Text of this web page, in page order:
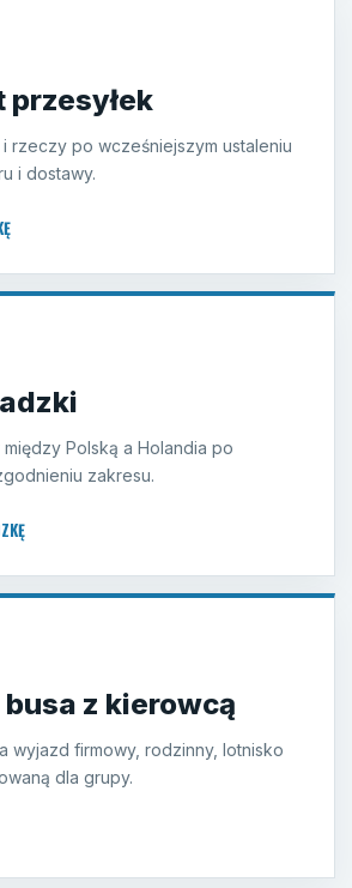
rzeczy po wcześniejszym ustaleniu
i dostawy.
Polską a Holandia po
zakresu.
z kierowcą
wyjazd firmowy, rodzinny, lotnisko
dla grupy.